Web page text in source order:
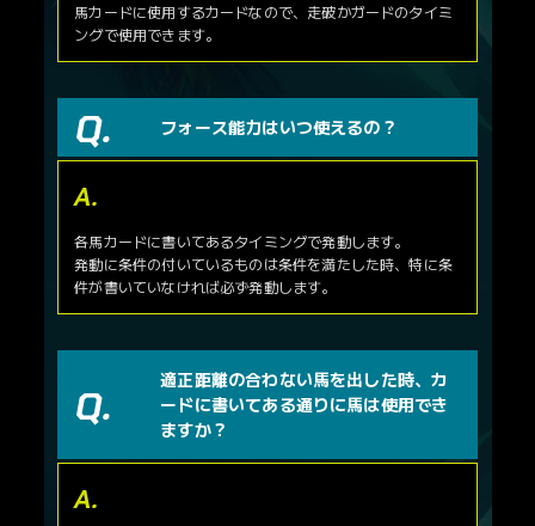
馬カードに使用するカードなので、走破かガードのタイミ
ングで使用できます。
フォース能力はいつ使えるの？
各馬カードに書いてあるタイミングで発動します。
発動に条件の付いているものは条件を満たした時、特に条
件が書いていなければ必ず発動します。
適正距離の合わない馬を出した時、カ
ードに書いてある通りに馬は使用でき
ますか？